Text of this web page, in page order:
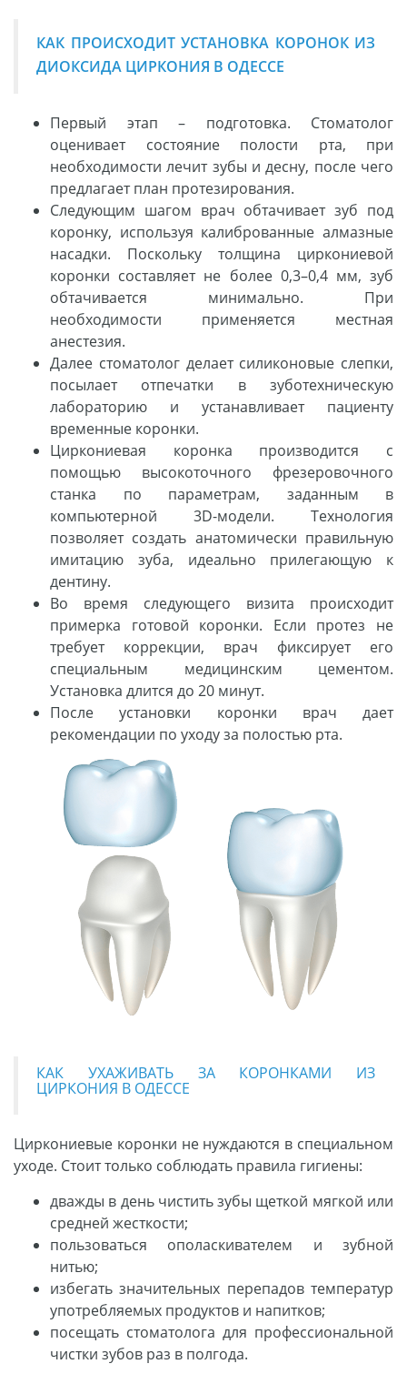
КАК ПРОИСХОДИТ УСТАНОВКА КОРОНОК ИЗ
ДИОКСИДА ЦИРКОНИЯ В ОДЕССЕ
Первый этап – подготовка. Стоматолог
оценивает состояние полости рта, при
необходимости лечит зубы и десну, после чего
предлагает план протезирования.
Следующим шагом врач обтачивает зуб под
коронку, используя калиброванные алмазные
насадки. Поскольку толщина циркониевой
коронки составляет не более 0,3–0,4 мм, зуб
обтачивается минимально. При
необходимости применяется местная
анестезия.
Далее стоматолог делает силиконовые слепки,
посылает отпечатки в зуботехническую
лабораторию и устанавливает пациенту
временные коронки.
Циркониевая коронка производится с
помощью высокоточного фрезеровочного
станка по параметрам, заданным в
компьютерной 3D-модели. Технология
позволяет создать анатомически правильную
имитацию зуба, идеально прилегающую к
дентину.
Во время следующего визита происходит
примерка готовой коронки. Если протез не
требует коррекции, врач фиксирует его
специальным медицинским цементом.
Установка длится до 20 минут.
После установки коронки врач дает
рекомендации по уходу за полостью рта.
КАК УХАЖИВАТЬ ЗА КОРОНКАМИ ИЗ
ЦИРКОНИЯ В ОДЕССЕ
Циркониевые коронки не нуждаются в специальном
уходе. Стоит только соблюдать правила гигиены:
дважды в день чистить зубы щеткой мягкой или
средней жесткости;
пользоваться ополаскивателем и зубной
нитью;
избегать значительных перепадов температур
употребляемых продуктов и напитков;
посещать стоматолога для профессиональной
чистки зубов раз в полгода.